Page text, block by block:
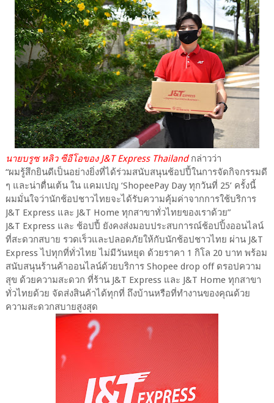
นายบรูซ หลิว ซีอีโอของ J&T Express Thailandกล่าวว่า
“ผมรู้สึกยินดีเป็นอย่างยิ่งที่ได้ร่วมสนับสนุนช้อปปี้ในการจัดกิจกรรมดี
ๆ และน่าตื่นเต้น ใน แคมเปญ ‘ShopeePay Day ทุกวันที่ 25’ ครั้งนี้
ผมมั่นใจว่านักช้อปชาวไทยจะได้รับความคุ้มค่าจากการใช้บริการ
J&T Express และ J&T Home ทุกสาขาทั่วไทยของเราด้วย”
J&T Express และ ช้อปปี้ ยังคงส่งมอบประสบการณ์ช้อปปิ้งออนไลน์
ที่สะดวกสบาย รวดเร็วและปลอดภัยให้กับนักช้อปชาวไทย ผ่าน J&T
Express ไปทุกที่ทั่วไทย ไม่มีวันหยุด ด้วยราคา 1 กิโล 20 บาท พร้อม
สนับสนุนร้านค้าออนไลน์ด้วยบริการ Shopee drop off ดรอปความ
สุข ด้วยความสะดวก ที่ร้าน J&T Express และ J&T Home ทุกสาขา
ทั่วไทยด้วย จัดส่งสินค้าได้ทุกที่ ถึงบ้านหรือที่ทำงานของคุณด้วย
ความสะดวกสบายสูงสุด